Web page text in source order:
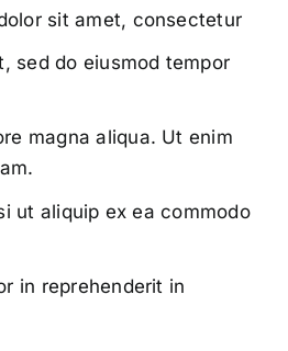
sit amet, consectetur
sed do eiusmod tempor
magna aliqua. Ut enim
ut aliquip ex ea commodo
in reprehenderit in